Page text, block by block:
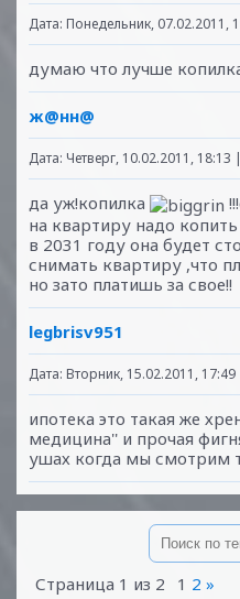
Дата: Понедельник,
думаю что лучше
ж@нн@
Дата: Четверг, 10.02.2011,
да уж!копилка
на квартиру надо
в 2031 году она будет
снимать квартиру ,что
но зато платишь за свое!!
legbrisv951
Дата: Вторник, 15.02.2011,
ипотека это такая же
медицина'' и прочая
ушах когда мы смотрим
Страница 1 из 2 1 2 »